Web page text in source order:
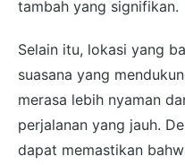
tambah yang signifikan.
Selain itu, lokasi yang
suasana yang
merasa lebih nyaman
perjalanan yang jauh.
dapat memastikan